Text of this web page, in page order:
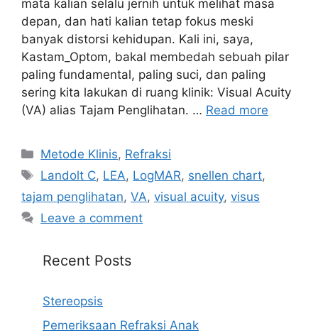
mata kalian selalu jernih untuk melihat masa
depan, dan hati kalian tetap fokus meski
banyak distorsi kehidupan. Kali ini, saya,
Kastam_Optom, bakal membedah sebuah pilar
paling fundamental, paling suci, dan paling
sering kita lakukan di ruang klinik: Visual Acuity
(VA) alias Tajam Penglihatan. … Read more
Categories
Metode Klinis, Refraksi
Tags
Landolt C, LEA, LogMAR, snellen chart,
tajam penglihatan, VA, visual acuity, visus
Leave a comment
Recent Posts
Stereopsis
Pemeriksaan Refraksi Anak